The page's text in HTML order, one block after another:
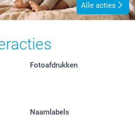
Alle acties
Fotoafdrukken
Naamlabels